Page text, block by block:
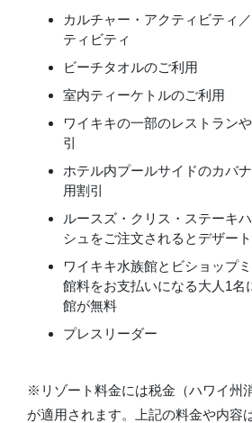
カルチャー・アクティビティ
ティビティ
ビーチタオルのご利用
室内ティーケトルのご利用
ワイキキの一部のレストラン
引
ホテル内プールサイドのカバ
用割引
ルースズ・クリス・ステーキ
シュをご注文されるとデザー
ワイキキ水族館とビショップ
館料をお支払いになる大人1名
館が無料
プレスリーダー
※リゾート料金には税金（ハワイ州
が適用されます。上記の料金や内容